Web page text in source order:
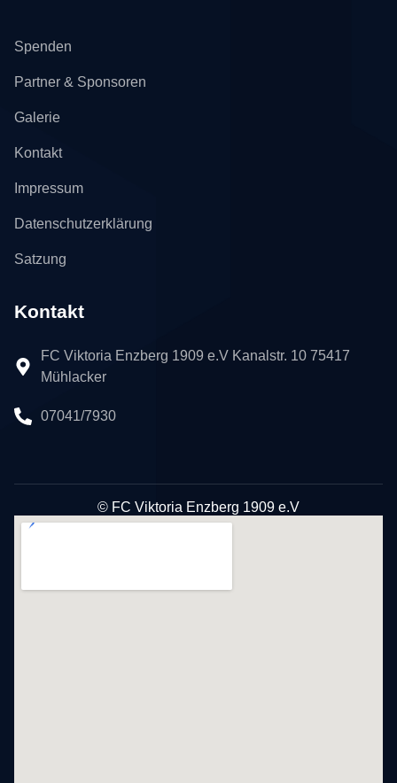
Spenden
Partner & Sponsoren
Galerie
Kontakt
Impressum
Datenschutzerklärung
Satzung
Kontakt
FC Viktoria Enzberg 1909 e.V Kanalstr. 10 75417
Mühlacker
07041/7930
© FC Viktoria Enzberg 1909 e.V